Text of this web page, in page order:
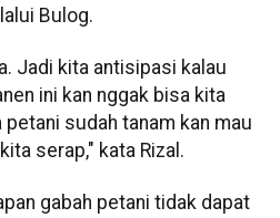
Bulog.
Jadi kita antisipasi kalau
ini kan nggak bisa kita
petani sudah tanam kan mau
serap," kata Rizal.
gabah petani tidak dapat